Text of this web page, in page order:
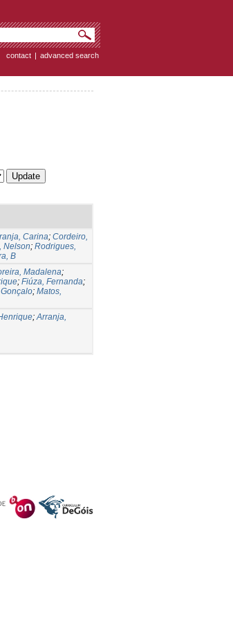
contact | advanced search
Carina; Cordeiro,
Nelson; Rodrigues,
B
Madalena;
; Fiúza, Fernanda;
; Matos,
;Arranja,